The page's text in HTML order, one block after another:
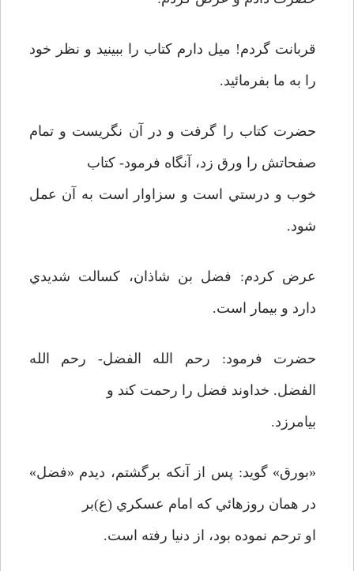
قربانت گردم! ميل دارم كتاب را ببينيد و نظر خود
را به ما بفرمائيد.
حضرت كتاب را گرفت و در آن نگريست و تمام
صفحاتش را ورق زد، آنگاه فرمود- كتاب
خوب و درستي است و سزاوار است به آن عمل
شود.
عرض كردم: فضل بن شاذان، كسالت شديدي
دارد و بيمار است.
حضرت فرمود: رحم الله الفضل- رحم الله
الفضل. خداوند فضل را رحمت كند و
بيامرزد.
«بورق» گويد: پس از آنكه برگشتم، ديدم «فضل»
در همان روزهائي كه امام عسكري (ع)بر
او ترحم نموده بود، از دنيا رفته است.